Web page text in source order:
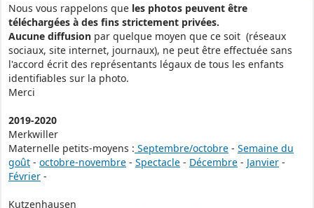
Nous vous rappelons que les photos peuvent être
téléchargées à des fins strictement privées.
Aucune diffusion par quelque moyen que ce soit (réseaux
sociaux, site internet, journaux), ne peut être effectuée sans
l'accord écrit des représentants légaux de tous les enfants
identifiables sur la photo.
Merci
2019-2020
Merkwiller
Maternelle petits-moyens : Septembre/octobre - Semaine du
goût - octobre-novembre - Spectacle - Décembre - Janvier -
Février -
Kutzenhausen